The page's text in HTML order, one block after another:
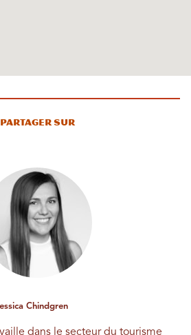
Partager sur
Chindgren
dans le secteur du tourisme